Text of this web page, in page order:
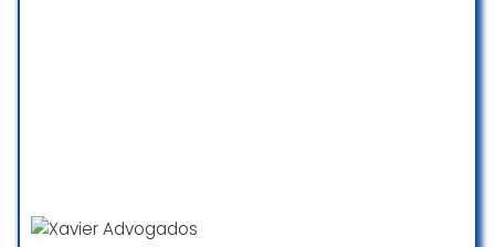
na vitória e no potencial desses